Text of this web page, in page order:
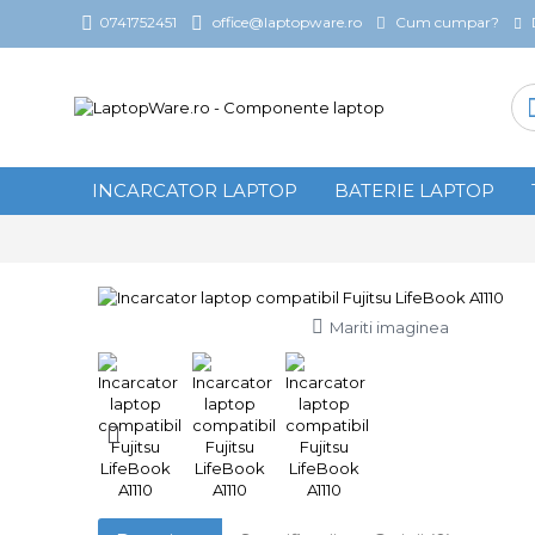
0741752451 office@laptopware.ro Cum cumpar?
INCARCATOR LAPTOP BATERIE LAPTOP
Mariti imaginea